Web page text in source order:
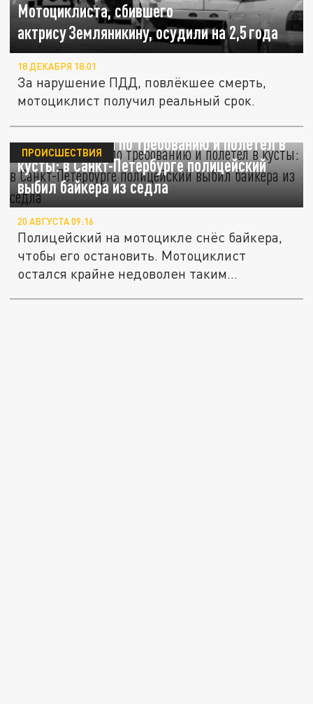
Мотоциклиста, сбившего
актрису Земляникину, осудили на 2,5 года
18 ДЕКАБРЯ 18:01
За нарушение ПДД, повлёкшее смерть,
мотоциклист получил реальный срок.
Не остановился по требованию и полетел в
кусты: в Санкт-Петербурге полицейский
выбил байкера из седла
ПРОИСШЕСТВИЯ
20 АВГУСТА 09:16
Полицейский на мотоцикле снёс байкера,
чтобы его остановить. Мотоциклист
остался крайне недоволен таким...